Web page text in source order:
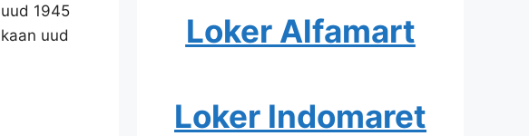
1945
uud
Loker Alfamart
Loker Indomaret